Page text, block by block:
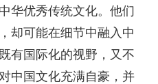
华优秀传统文化。他们
却可能在细节中融入中
有国际化的视野，又不
中国文化充满自豪，并